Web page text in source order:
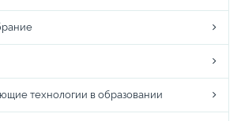
технологии в образовании